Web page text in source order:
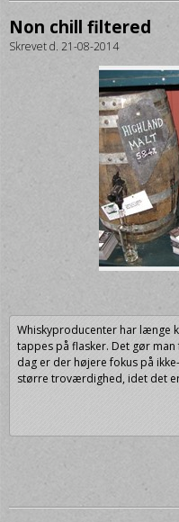
Non chill filtered
Skrevet d. 21-08-2014
Whiskyproducenter har længe
tappes på flasker. Det gør
dag er der højere fokus på
større troværdighed, idet det